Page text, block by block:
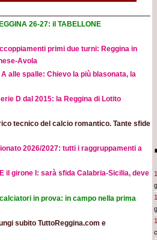
26-27: il TABELLONE
primi due turni: Reggina in
Avola
alle spalle: Chievo la più blasonata, la
D dal 2015: la Reggina di Lotito
tecnico del calcio romantico. Tante sfide
2026/2027: tutti i raggruppamenti a
il girone I: sarà sfida Calabria-Sicilia, deve
in prova: in campo nella prima
subito TuttoReggina.com e